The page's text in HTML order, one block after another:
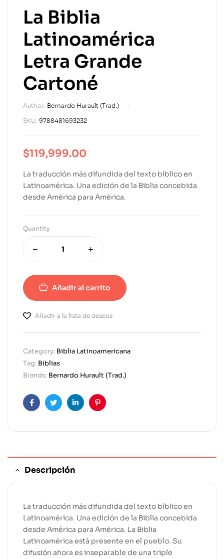
La Biblia
Latinoamérica
Letra Grande
Cartoné
Author: Bernardo Hurault (Trad.)
SKU: 9788481693232
$119,999.00
La traducción más difundida del texto bíblico en
Latinoamérica. Una edición de la Biblia concebida
desde América para América.
Quantity
Añadir al carrito
Añadir a la lista de deseos
Category: Biblia Latinoamericana
Tag: Biblias
Brands: Bernardo Hurault (Trad.)
FacebookTwitterLinkedinPinterest
Descripción
La traducción más difundida del texto bíblico en
Latinoamérica. Una edición de la Biblia concebida
desde América para América. La Biblia
Latinoamérica está presente en el pueblo. Su
difusión ahora es inseparable de una triple